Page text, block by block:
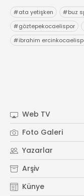
#ata yetişken #buz
#göztepekocaelispor
#ibrahim
Web TV
Foto Galeri
Yazarlar
Arşiv
Künye